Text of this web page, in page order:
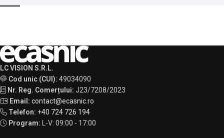
LC VISION S.R.L.
Cod unic (CUI): 49034090
Nr. Reg. Comerțului: J23/7208/2023
Email: contact@ecasnic.ro
Telefon: +40 724 726 194
Program:
L-V: 09:00 - 17:00